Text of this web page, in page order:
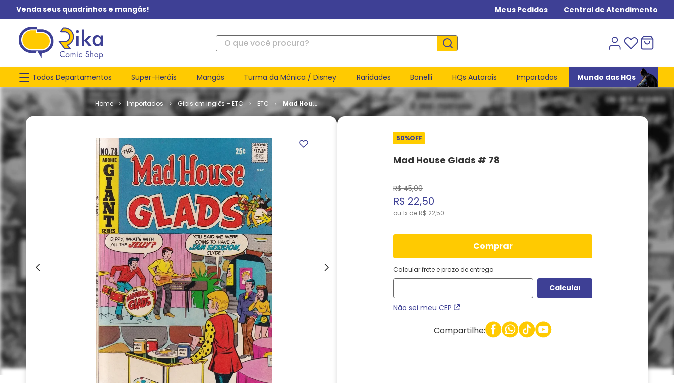
Venda seus quadrinhos e mangás! Meus Pedidos Central de Atendimento
O que você procura?
Todos Departamentos Super-Heróis Mangás Turma da Mônica / Disney Raridades Bonelli HQs Autorais Importados Mundo das HQs
Importados Gibis em inglês – ETC ETC
Mad House
Glads # 78
50%OFF
Mad House Glads # 78
R$ 45,00
R$ 22,50
ou 1x de R$ 22,50
comprar
Calcular frete e prazo de entrega
Não sei meu CEP
Compartilhe: